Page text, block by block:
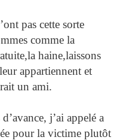
pas cette sorte
comme la
haine,laissons
appartiennent et
un ami.
j’ai appelé a
pour la victime plutôt